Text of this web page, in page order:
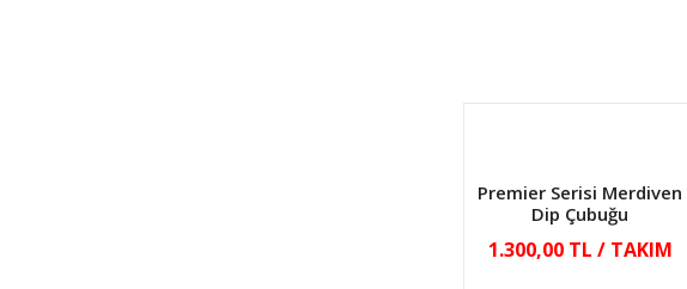
Premier Serisi Merdiven
Dip Çubuğu
1.300,00 TL / TAKIM